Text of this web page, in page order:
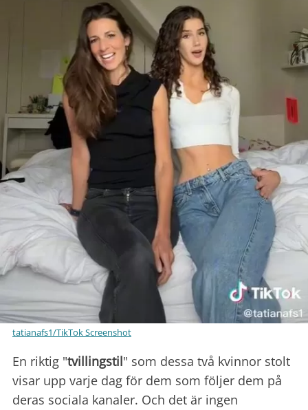
tatianafs1/TikTok Screenshot
En riktig "tvillingstil" som dessa två kvinnor stolt
visar upp varje dag för dem som följer dem på
deras sociala kanaler. Och det är ingen